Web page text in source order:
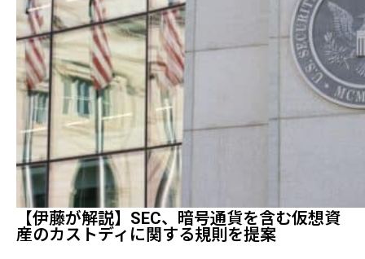
【伊藤が解説】SEC、暗号通貨を含む仮想資
産のカストディに関する規則を提案